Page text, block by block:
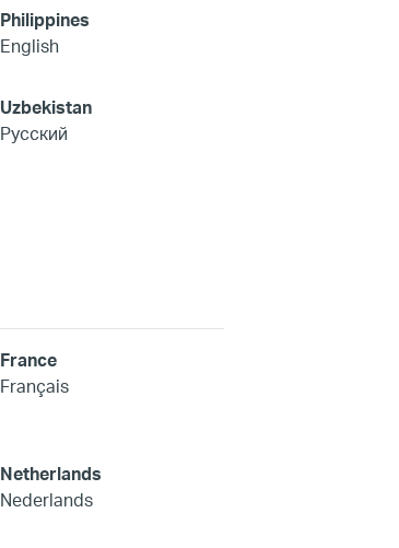
Philippines
English
Uzbekistan
Русский
France
Français
Netherlands
Nederlands